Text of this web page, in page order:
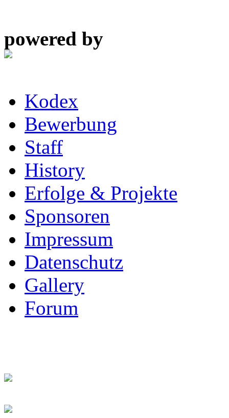
powered by
Kodex
Bewerbung
Staff
History
Erfolge & Projekte
Sponsoren
Impressum
Datenschutz
Gallery
Forum